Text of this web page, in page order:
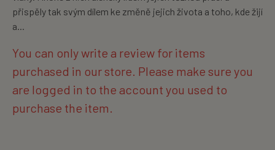
přispěly tak svým dílem ke změně jejich života a toho, kde žijí
a...
You can only write a review for items
purchased in our store. Please make sure you
are logged in to the account you used to
purchase the item.